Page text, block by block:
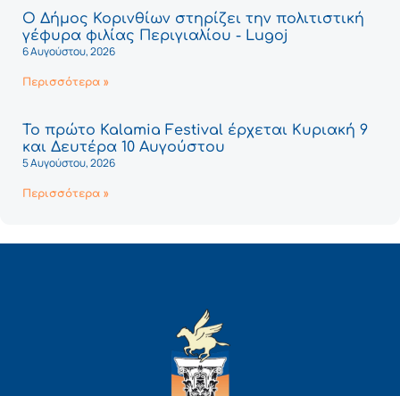
Ο Δήμος Κορινθίων στηρίζει την πολιτιστική
γέφυρα φιλίας Περιγιαλίου - Lugoj
6 Αυγούστου, 2026
Περισσότερα »
Το πρώτο Kalamia Festival έρχεται Κυριακή 9
και Δευτέρα 10 Αυγούστου
5 Αυγούστου, 2026
Περισσότερα »